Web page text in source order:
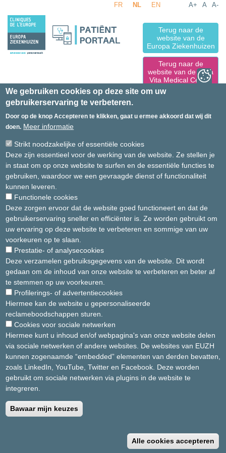
A+ A A-
FR NL EN
Terug naar de
website van de
Europa Ziekenhuizen
Terug naar de
website van de Bella
Vita Medical Center
IBIS Gebruikersnaam
Voer uw ontvangen gebruikersnaam voor IBIS in
Instructies voor het resetten van het wachtwoord worden naar uw
e-mailadres verstuurd.
2025 Europa Ziekenhuizen
We gebruiken cookies op deze site om uw
gebruikerservaring te verbeteren.
Door op de knop Accepteren te klikken, gaat u ermee akkoord dat wij dit
doen. Meer informatie
Strikt noodzakelijke of essentiële cookies
Deze zijn essentieel voor de werking van de website. Ze stellen je
in staat om op onze website te surfen en de essentiële functies te
gebruiken, waardoor we een gevraagde dienst of functionaliteit
kunnen leveren.
Functionele cookies
Deze zorgen ervoor dat de website goed functioneert en dat de
gebruikerservaring sneller en efficiënter is. Ze worden gebruikt om
uw ervaring op deze website te verbeteren en sommige van uw
voorkeuren op te slaan.
Prestatie- of analysecookies
Deze verzamelen gebruiksgegevens van de website. Dit wordt
gedaan om de inhoud van onze website te verbeteren en beter af
te stemmen op uw voorkeuren.
Profilerings- of advertentiecookies
Hiermee kan de website u gepersonaliseerde
reclameboodschappen sturen.
Cookies voor sociale netwerken
Hiermee kunt u inhoud en/of webpagina's van onze website delen
via sociale netwerken of andere websites. De websites van EUZH
kunnen zogenaamde “embedded” elementen van derden bevatten,
zoals LinkedIn, YouTube, Twitter en Facebook. Deze worden
gebruikt om sociale netwerken via plugins in de website te
integreren.
Bawaar mijn keuzes
Alle cookies accepteren